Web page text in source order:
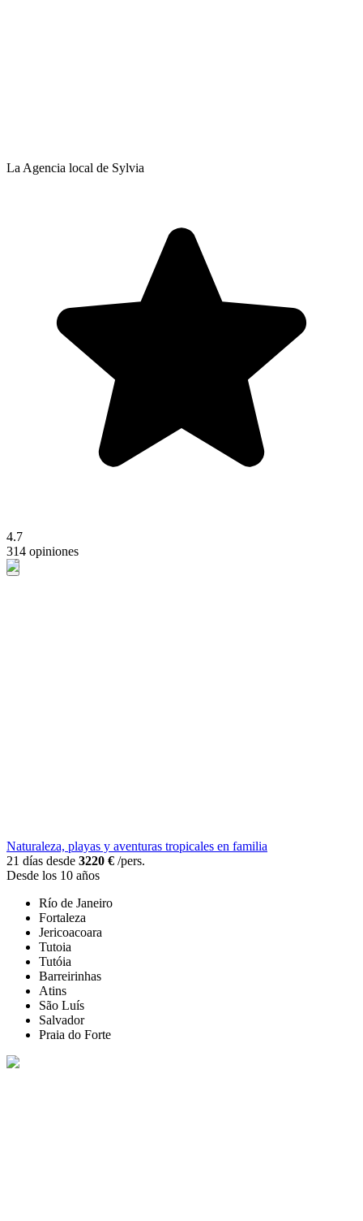
La Agencia local de Sylvia
4.7
314 opiniones
Naturaleza, playas y aventuras tropicales en familia
21 días desde 3220 € /pers.
Desde los 10 años
Río de Janeiro
Fortaleza
Jericoacoara
Tutoia
Tutóia
Barreirinhas
Atins
São Luís
Salvador
Praia do Forte